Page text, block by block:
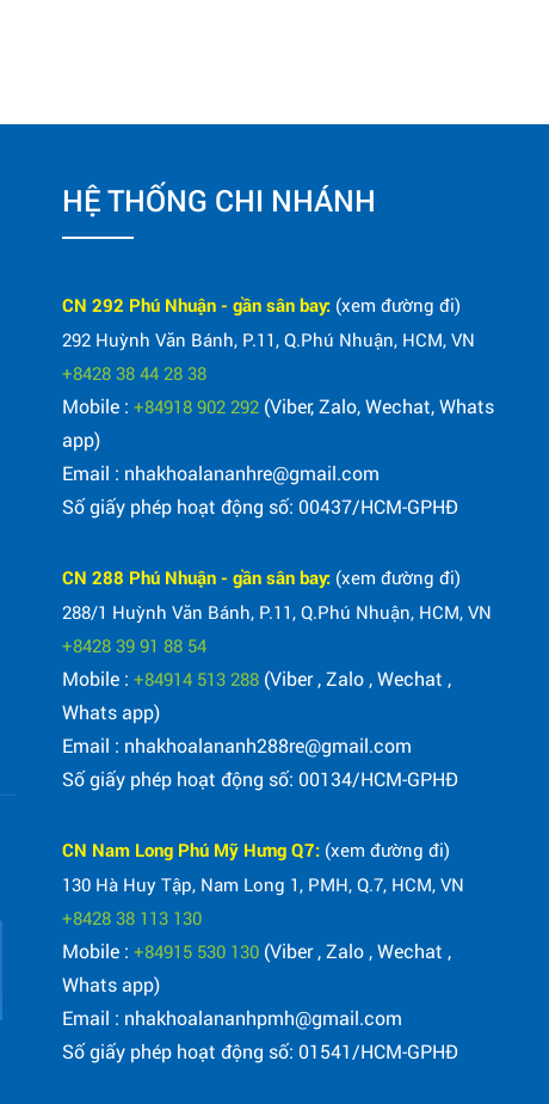
HỆ THỐNG CHI NHÁNH
CN 292 Phú Nhuận - gần sân bay: (xem đường đi)
292 Huỳnh Văn Bánh, P.11, Q.Phú Nhuận, HCM, VN
+8428 38 44 28 38
Mobile :+84918 902 292 (Viber, Zalo, Wechat, Whats
app)
Email : nhakhoalananhre@gmail.com
Số giấy phép hoạt động số: 00437/HCM-GPHĐ
CN 288 Phú Nhuận - gần sân bay: (xem đường đi)
288/1 Huỳnh Văn Bánh, P.11, Q.Phú Nhuận, HCM, VN
+8428 39 91 88 54
Mobile :+84914 513 288 (Viber , Zalo , Wechat ,
Whats app)
Email : nhakhoalananh288re@gmail.com
Số giấy phép hoạt động số: 00134/HCM-GPHĐ
CN Nam Long Phú Mỹ Hưng Q7: (xem đường đi)
130 Hà Huy Tập, Nam Long 1, PMH, Q.7, HCM, VN
+8428 38 113 130
Mobile :+84915 530 130 (Viber , Zalo , Wechat ,
Whats app)
Email : nhakhoalananhpmh@gmail.com
Số giấy phép hoạt động số: 01541/HCM-GPHĐ